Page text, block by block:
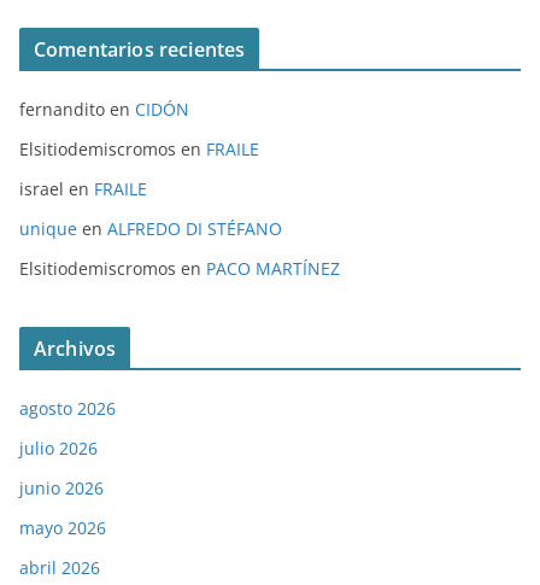
Comentarios recientes
fernandito en CIDÓN
Elsitiodemiscromos en FRAILE
israel en FRAILE
unique en ALFREDO DI STÉFANO
Elsitiodemiscromos en PACO MARTÍNEZ
Archivos
agosto 2026
julio 2026
junio 2026
mayo 2026
abril 2026